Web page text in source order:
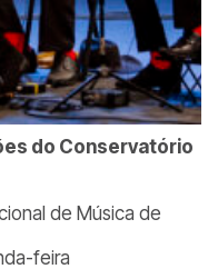
do Conservatório
de Música de
feira